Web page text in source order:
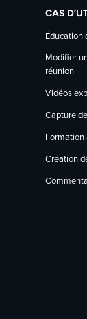
CAS
Éducation
Modifier
réunion
Vidéos
Capture
Formation
Création